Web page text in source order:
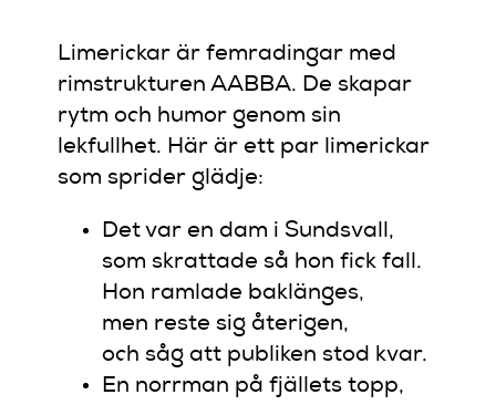
Limerickar är femradingar med
rimstrukturen AABBA. De skapar
rytm och humor genom sin
lekfullhet. Här är ett par limerickar
som sprider glädje:
Det var en dam i Sundsvall,
som skrattade så hon fick fall.
Hon ramlade baklänges,
men reste sig återigen,
och såg att publiken stod kvar.
En norrman på fjällets topp,